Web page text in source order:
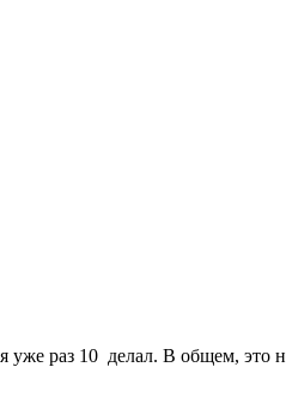
уже раз 10 делал. В общем, это